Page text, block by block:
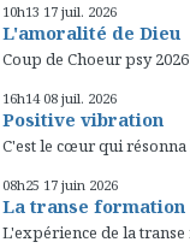
10h13 17 juil. 2026
L'amoralité de Dieu
Coup de Choeur psy
16h14 08 juil. 2026
Positive vibration
C'est le cœur qui
08h25 17 juin 2026
La transe formation
L'expérience de la